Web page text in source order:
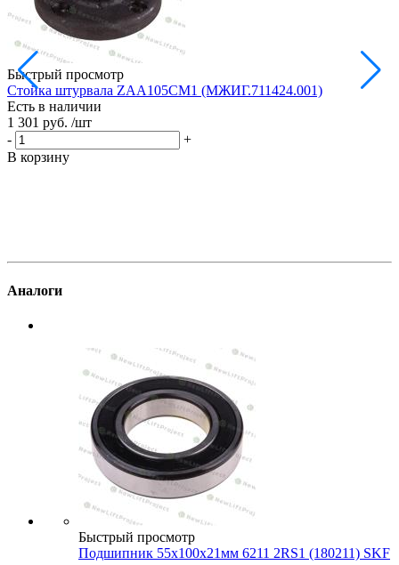
Быстрый просмотр
Стойка штурвала ZAA105CM1 (МЖИГ.711424.001)
Есть в наличии
1 301 руб. /шт
-
+
В корзину
Аналоги
Быстрый просмотр
Подшипник 55х100х21мм 6211 2RS1 (180211) SKF